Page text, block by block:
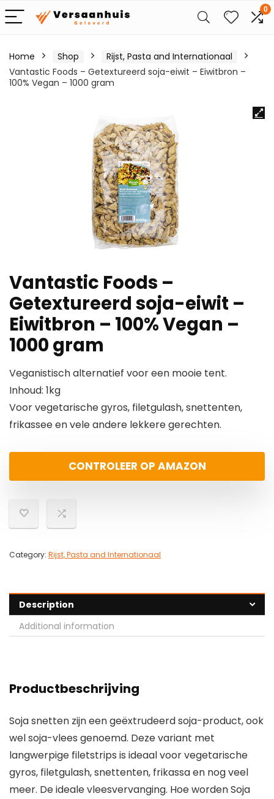
0
Home Shop
Rijst, Pasta and Internationaal
Vantastic Foods – Getextureerd soja-eiwit – Eiwitbron –
100% Vegan – 1000 gram
Vantastic Foods –
Getextureerd soja-eiwit –
Eiwitbron – 100% Vegan –
1000 gram
Veganistisch alternatief voor een mooie tent.
Inhoud: 1kg
Voor vegetarische gyros, filetgulash, snettenten,
frikassee en vele andere lekkere gerechten.
CONTROLEER OP AMAZON
Category: Rijst, Pasta and Internationaal
Description
Additional information
Productbeschrijving
Soja snetten zijn een geëxtrudeerd soja-product, ook
wel soja-vlees genoemd. Deze variant met
langwerpige filetstrips is ideaal voor vegetarische
gyros, filetgulash, snettenten, frikassa en nog veel
meer. De ideale vleesvervanging. Hoe worden Soja